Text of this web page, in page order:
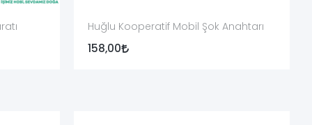
Huğlu Kooperatif Mobil Şok Anahtarı
158,00